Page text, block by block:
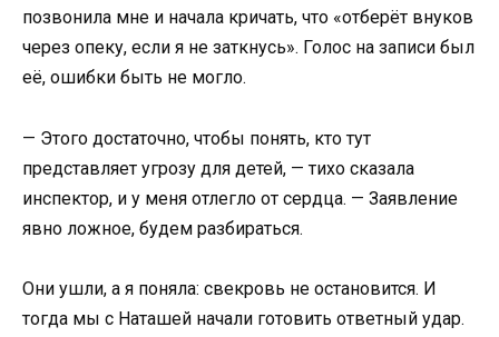
позвонила мне и начала кричать, что «отберёт внуков
через опеку, если я не заткнусь». Голос на записи был
её, ошибки быть не могло.
— Этого достаточно, чтобы понять, кто тут
представляет угрозу для детей, — тихо сказала
инспектор, и у меня отлегло от сердца. — Заявление
явно ложное, будем разбираться.
Они ушли, а я поняла: свекровь не остановится. И
тогда мы с Наташей начали готовить ответный удар.